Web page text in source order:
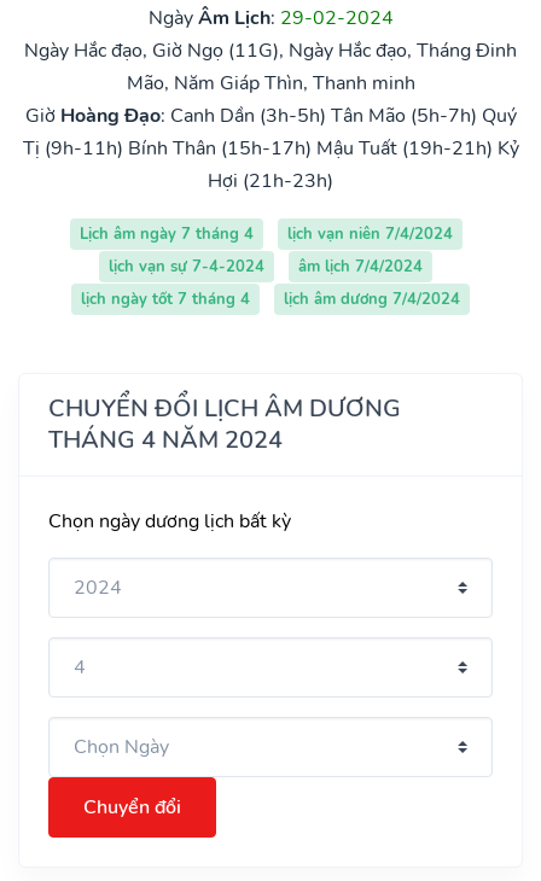
NgàyÂm Lịch: 29-02-2024
Ngày Hắc đạo, Giờ Ngọ (11G), Ngày Hắc đạo, Tháng Đinh
Mão, Năm Giáp Thìn, Thanh minh
Giờ Hoàng Đạo: Canh Dần (3h-5h) Tân Mão (5h-7h) Quý
Tị (9h-11h) Bính Thân (15h-17h) Mậu Tuất (19h-21h) Kỷ
Hợi (21h-23h)
Lịch âm ngày 7 tháng 4
lịch vạn niên 7/4/2024
lịch vạn sự 7-4-2024
âm lịch 7/4/2024
lịch ngày tốt 7 tháng 4
lịch âm dương 7/4/2024
CHUYỂN ĐỔI LỊCH ÂM DƯƠNG
THÁNG 4 NĂM 2024
Chọn ngày dương lịch bất kỳ
Chuyển đổi